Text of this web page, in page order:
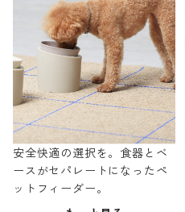
安全快適の選択を。食器とベ
ースがセパレートになったペ
ットフィーダー。